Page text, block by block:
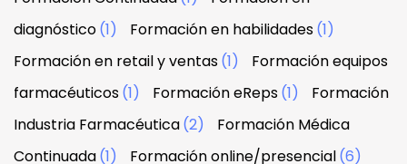
diagnóstico(1) Formación en habilidades(1)
Formación en retail y ventas(1)
Formación equipos
farmacéuticos(1) Formación eReps(1)
Formación
Industria Farmacéutica(2)
Formación Médica
Continuada(1) Formación online/presencial(6)